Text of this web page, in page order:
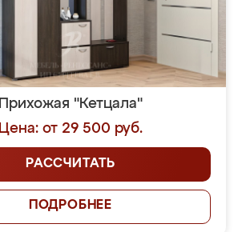
Прихожая "Кетцала"
Цена: от 29 500 руб.
РАССЧИТАТЬ
ПОДРОБНЕЕ